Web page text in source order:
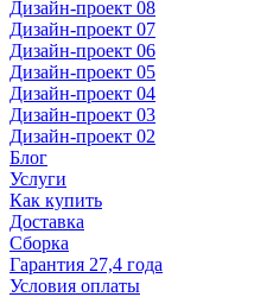
Дизайн-проект 08
Дизайн-проект 07
Дизайн-проект 06
Дизайн-проект 05
Дизайн-проект 04
Дизайн-проект 03
Дизайн-проект 02
Блог
Услуги
Как купить
Доставка
Сборка
Гарантия 27,4 года
Условия оплаты